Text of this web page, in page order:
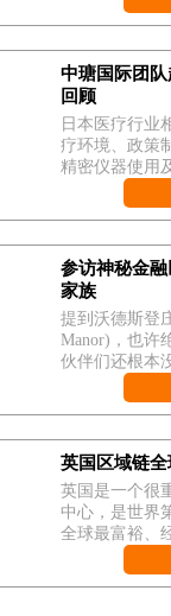
中瑭国际团
回顾
日本医疗行业
疗环境、政策
精密仪器使用
参访神秘金
家族
提到沃德斯登
Manor)，也许
伙伴们还根本
英国区域链
英国是一个很
中心，是世界
全球最富裕、